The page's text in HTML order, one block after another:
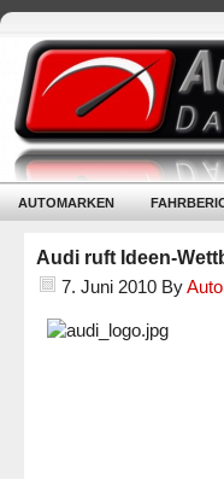
AUTOMARKEN
Audi ruft Ideen-
7. Juni 2010 By